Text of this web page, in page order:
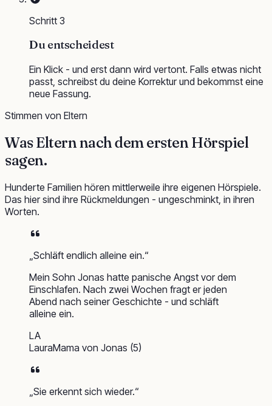
Schritt 3
Du entscheidest
Ein Klick - und erst dann wird vertont. Falls etwas nicht
passt, schreibst du deine Korrektur und bekommst eine
neue Fassung.
Stimmen von Eltern
Was Eltern nach demersten Hörspiel
sagen.
Hunderte Familien hören mittlerweile ihre eigenen Hörspiele.
Das hier sind ihre Rückmeldungen - ungeschminkt, in ihren
Worten.
Schläft endlich alleine ein.“
Mein Sohn Jonas hatte panische Angst vor dem
Einschlafen. Nach zwei Wochen fragt er jeden
Abend nach seiner Geschichte - und schläft
alleine ein.
LA
LauraMama von Jonas (5)
Sie erkennt sich wieder.“